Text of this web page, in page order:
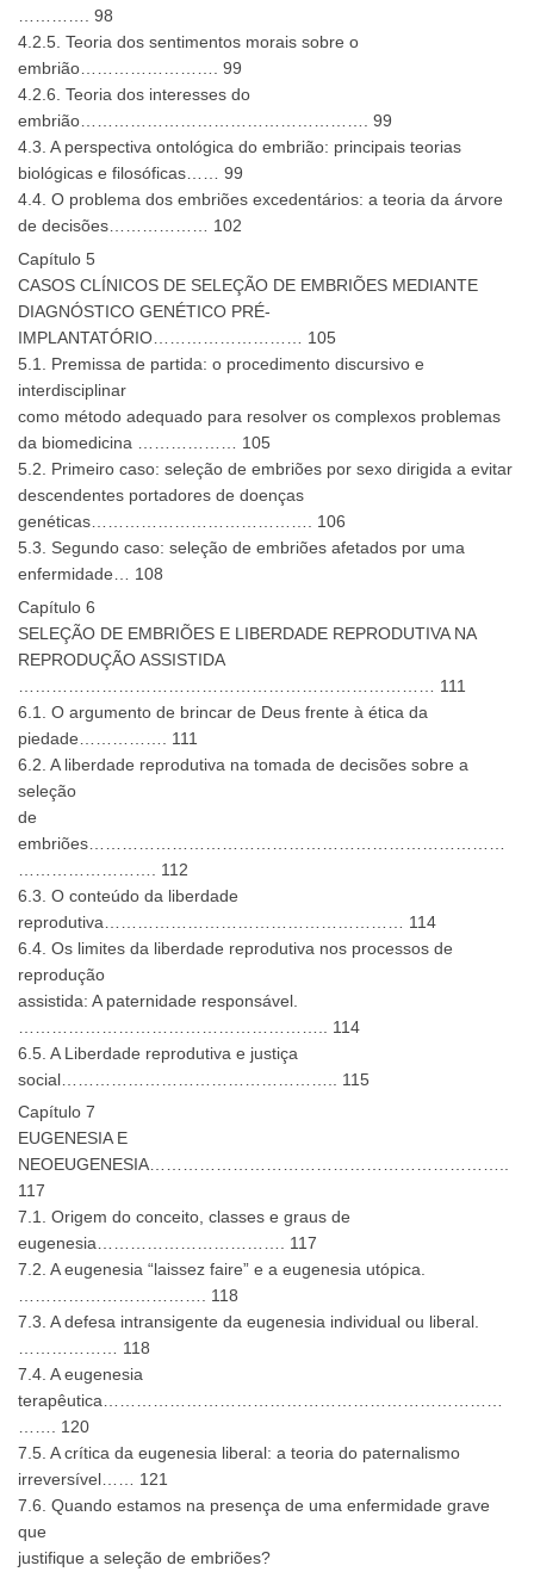
…………. 98
4.2.5. Teoria dos sentimentos morais sobre o
embrião……………………. 99
4.2.6. Teoria dos interesses do
embrião……………………………………………. 99
4.3. A perspectiva ontológica do embrião: principais teorias
biológicas e filosóficas…… 99
4.4. O problema dos embriões excedentários: a teoria da árvore
de decisões……………… 102
Capítulo 5
CASOS CLÍNICOS DE SELEÇÃO DE EMBRIÕES MEDIANTE
DIAGNÓSTICO GENÉTICO PRÉ-
IMPLANTATÓRIO……………………… 105
5.1. Premissa de partida: o procedimento discursivo e
interdisciplinar
como método adequado para resolver os complexos problemas
da biomedicina ……………… 105
5.2. Primeiro caso: seleção de embriões por sexo dirigida a evitar
descendentes portadores de doenças
genéticas…………………………………. 106
5.3. Segundo caso: seleção de embriões afetados por uma
enfermidade… 108
Capítulo 6
SELEÇÃO DE EMBRIÕES E LIBERDADE REPRODUTIVA NA
REPRODUÇÃO ASSISTIDA
………………………………………………………………… 111
6.1. O argumento de brincar de Deus frente à ética da
piedade……………. 111
6.2. A liberdade reprodutiva na tomada de decisões sobre a
seleção
de
embriões…………………………………………………………………
……………………. 112
6.3. O conteúdo da liberdade
reprodutiva……………………………………………… 114
6.4. Os limites da liberdade reprodutiva nos processos de
reprodução
assistida: A paternidade responsável.
……………………………………………….. 114
6.5. A Liberdade reprodutiva e justiça
social………………………………………….. 115
Capítulo 7
EUGENESIA E
NEOEUGENESIA………………………………………………………..
117
7.1. Origem do conceito, classes e graus de
eugenesia……………………………. 117
7.2. A eugenesia “laissez faire” e a eugenesia utópica.
……………………………. 118
7.3. A defesa intransigente da eugenesia individual ou liberal.
……………… 118
7.4. A eugenesia
terapêutica………………………………………………………………
……. 120
7.5. A crítica da eugenesia liberal: a teoria do paternalismo
irreversível…… 121
7.6. Quando estamos na presença de uma enfermidade grave
que
justifique a seleção de embriões?